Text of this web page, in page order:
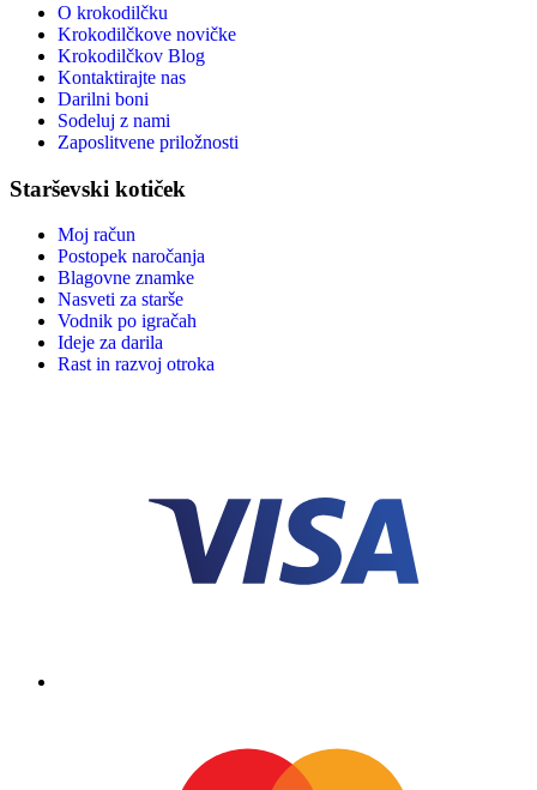
O krokodilčku
Krokodilčkove novičke
Krokodilčkov Blog
Kontaktirajte nas
Darilni boni
Sodeluj z nami
Zaposlitvene priložnosti
Starševski kotiček
Moj račun
Postopek naročanja
Blagovne znamke
Nasveti za starše
Vodnik po igračah
Ideje za darila
Rast in razvoj otroka